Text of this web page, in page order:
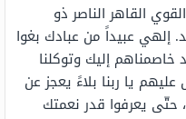
القاهر الناصر ذو
إلهي عبيداً من عبادك بغوا
خاصمناهم إليك وتوكلنا
يا ربنا بلاءً يعجز عن
حتّى يعرفوا قدر نعمتك